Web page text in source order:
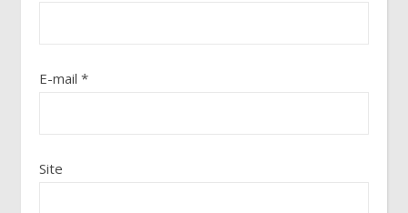
E-mail *
Site